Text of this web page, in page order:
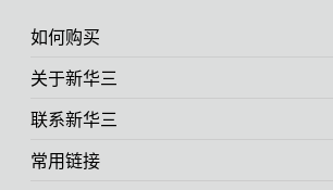
如何购买
关于新华三
联系新华三
常用链接